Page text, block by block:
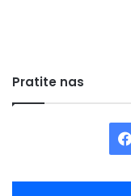
Pratite nas